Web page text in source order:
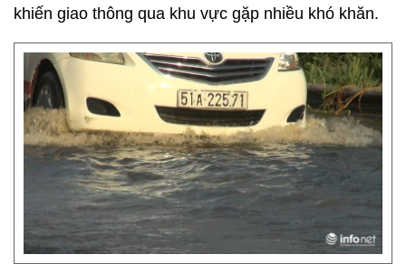
khiến giao thông qua khu vực gặp nhiều khó khăn.